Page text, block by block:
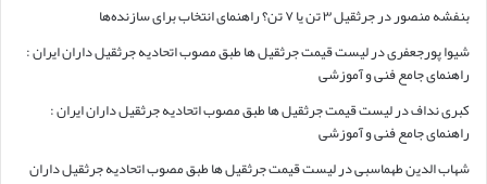
بنفشه منصوردرجرثقیل ۳ تن یا ۷ تن؟ راهنمای انتخاب برای سازنده‌ها
شیوا پورجعفریدرلیست قیمت جرثقیل ها طبق مصوب اتحادیه جرثقیل داران ایران :
راهنمای جامع فنی و آموزشی
کبری ندافدرلیست قیمت جرثقیل ها طبق مصوب اتحادیه جرثقیل داران ایران :
راهنمای جامع فنی و آموزشی
شهاب الدین طهماسبیدرلیست قیمت جرثقیل ها طبق مصوب اتحادیه جرثقیل داران